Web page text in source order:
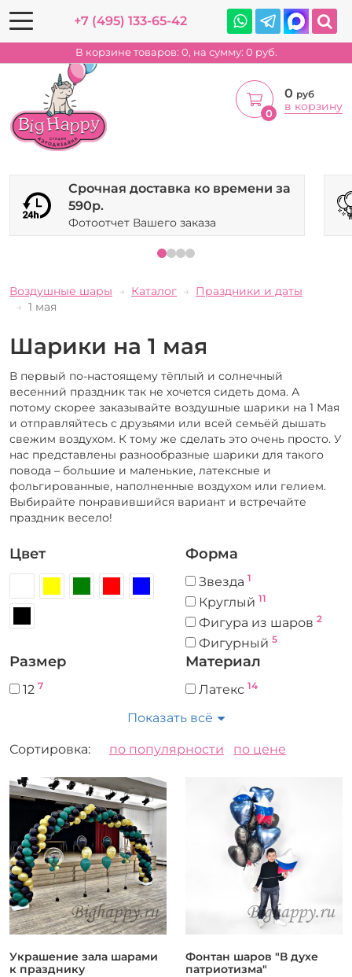
+7 (495) 133-65-42
В корзине товаров: 0, на сумму: 0 руб.
0
0 руб
в корзину
Срочная доставка ко времени за
590р.
Фотоотчет Вашего заказа
Воздушные шары Каталог
Праздники и даты
1 мая
Шарики на 1 мая
В первый по-настоящему тёплый и солнечный
весенний праздник так не хочется сидеть дома. А
потому скорее заказывайте воздушные шарики на 1 Мая
и отправляйтесь с друзьями или всей семьёй дышать
свежим воздухом. К тому же сделать это очень просто. У
нас представлены разнообразные шарики для такого
повода – большие и маленькие, латексные и
фольгированные, наполненные воздухом или гелием.
Выбирайте понравившийся вариант и встречайте
праздник весело!
Цвет Форма
Звезда 1
Круглый 11
Фигура из шаров 2
Фигурный 5
Размер
12 7
Материал
Латекс 14
Фольгированный
Вид
Без рисунка
С рисунком 2
Тематический 14
Показать всё
Сортировка: по популярности по цене
Украшение зала шарами
к празднику
Фонтан шаров "В духе
патриотизма"